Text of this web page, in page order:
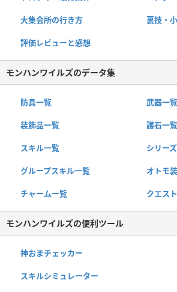
大集会所の行き方 裏技・
評価レビューと感想
モンハンワイルズのデータ集
防具一覧 武器一覧
装飾品一覧 護石一覧
スキル一覧 シリー
グループスキル一覧 オトモ
チャーム一覧 クエス
モンハンワイルズの便利ツール
神おまチェッカー
スキルシミュレーター